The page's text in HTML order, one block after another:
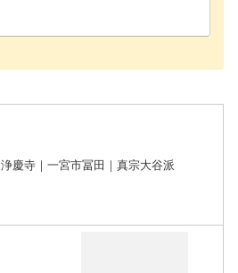
浄慶寺｜一宮市冨田｜真宗大谷派